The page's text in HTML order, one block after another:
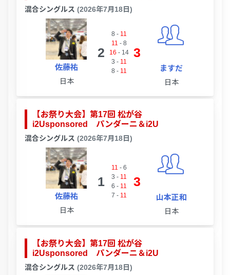
混合シングルス (2026年7月18日)
佐藤祐
日本
2
8 - 11
11 - 8
16 - 14
3 - 11
8 - 11
3
ますだ
日本
【お祭り大会】第17回 松が谷
i2Usponsored パンダーニ＆i2U
混合シングルス (2026年7月18日)
佐藤祐
日本
1
11 - 6
3 - 11
6 - 11
7 - 11
3
山本正和
日本
【お祭り大会】第17回 松が谷
i2Usponsored パンダーニ＆i2U
混合シングルス (2026年7月18日)